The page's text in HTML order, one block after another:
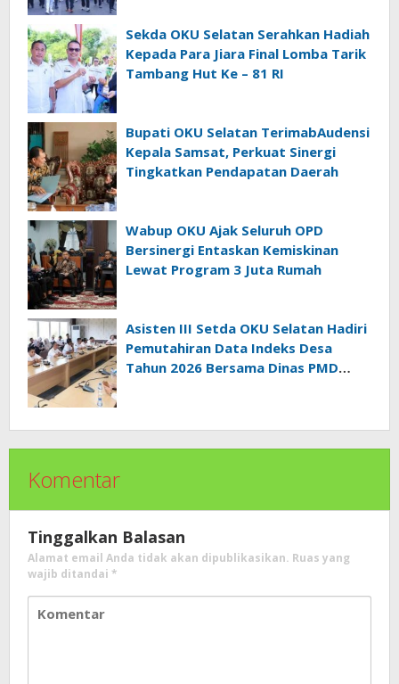
Sekda OKU Selatan Serahkan Hadiah
Kepada Para Jiara Final Lomba Tarik
Tambang Hut Ke – 81 RI
Bupati OKU Selatan TerimabAudensi
Kepala Samsat, Perkuat Sinergi
Tingkatkan Pendapatan Daerah
Wabup OKU Ajak Seluruh OPD
Bersinergi Entaskan Kemiskinan
Lewat Program 3 Juta Rumah
Asisten III Setda OKU Selatan Hadiri
Pemutahiran Data Indeks Desa
Tahun 2026 Bersama Dinas PMD
Komentar
Tinggalkan Balasan
Alamat email Anda tidak akan dipublikasikan. Ruas yang
wajib ditandai *